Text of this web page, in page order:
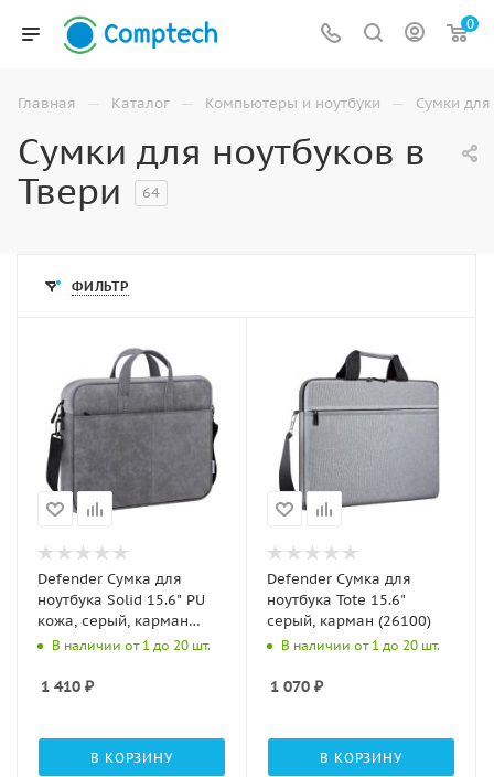
0
Главная — Каталог — Компьютеры и ноутбуки — Сумки для
Сумки для ноутбуков в
Твери
64
ФИЛЬТР
Defender Сумка для
ноутбука Solid 15.6" PU
кожа, серый, карман
(26088)
В наличии от 1 до 20 шт.
1 410 ₽
В КОРЗИНУ
Defender Сумка для
ноутбука Tote 15.6"
серый, карман (26100)
В наличии от 1 до 20 шт.
1 070 ₽
В КОРЗИНУ